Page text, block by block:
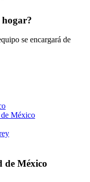
se encargará de
de México
de México